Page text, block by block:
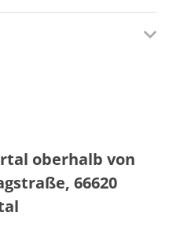
Nonnweiler-Primstal
15 Min Fußweg.
oberhalb von
66620